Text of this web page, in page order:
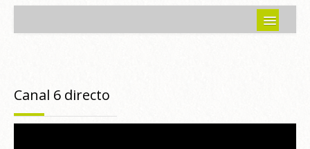
Programas emitidos
Canal 6 directo